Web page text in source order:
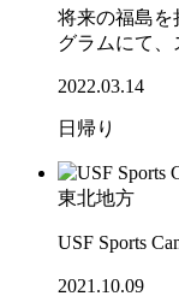
将来の福島を
グラムにて、
2022.03.14
日帰り
東北地方
USF Sports
2021.10.09